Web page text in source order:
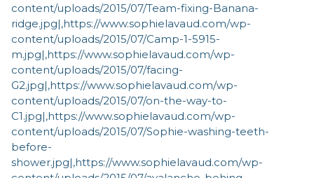
content/uploads/2015/07/Team-fixing-Banana-
ridge.jpg|,https://www.sophielavaud.com/wp-
content/uploads/2015/07/Camp-1-5915-
m.jpg|,https://www.sophielavaud.com/wp-
content/uploads/2015/07/facing-
G2.jpg|,https://www.sophielavaud.com/wp-
content/uploads/2015/07/on-the-way-to-
C1.jpg|,https://www.sophielavaud.com/wp-
content/uploads/2015/07/Sophie-washing-teeth-
before-
shower.jpg|,https://www.sophielavaud.com/wp-